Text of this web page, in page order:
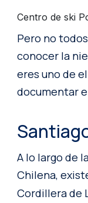
Centro de ski
Pero no
conocer la
eres uno de
documentar
A lo largo de
Chilena,
Cordillera de